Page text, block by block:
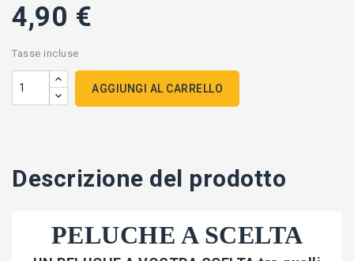
4,90 €
Tasse incluse
AGGIUNGI AL CARRELLO
Descrizione del prodotto
PELUCHE A SCELTA